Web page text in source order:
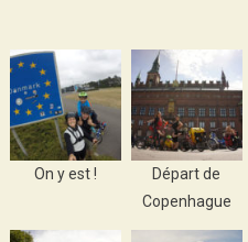
On y est !
Départ de
Copenhague